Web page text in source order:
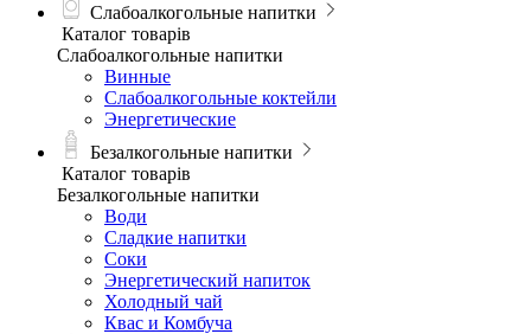
Слабоалкогольные напитки
Каталог товарів
Слабоалкогольные напитки
Винные
Слабоалкогольные коктейли
Энергетические
Безалкогольные напитки
Каталог товарів
Безалкогольные напитки
Води
Сладкие напитки
Соки
Энергетический напиток
Холодный чай
Квас и Комбуча